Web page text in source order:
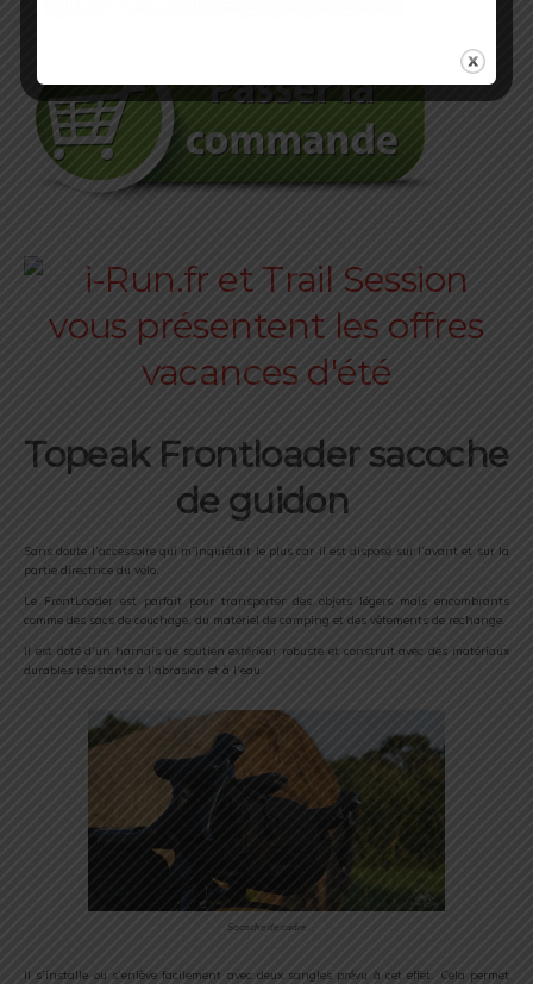
Topeak Frontloader sacoche
de guidon
Sans doute l’accessoire qui m’inquiétait le plus car il est disposé sur l’avant et sur la
partie directrice du vélo.
Le FrontLoader est parfait pour transporter des objets légers mais encombrants
comme des sacs de couchage, du matériel de camping et des vêtements de rechange.
Il est doté d’un harnais de soutien extérieur robuste et construit avec des matériaux
durables résistants à l’abrasion et à l’eau.
Sacoche de cadre
Il s’installe ou s’enlève facilement avec deux sangles prévu à cet effet. Cela permet